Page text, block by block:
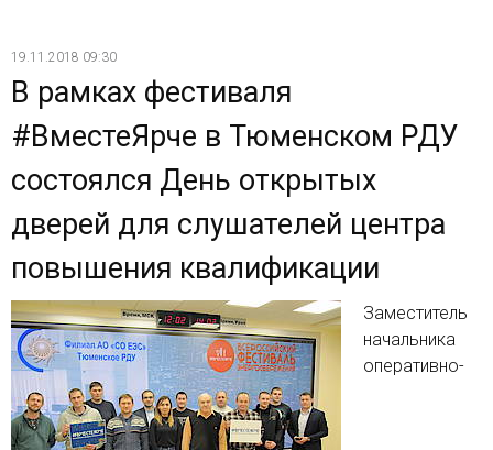
19.11.2018 09:30
В рамках фестиваля
#ВместеЯрче в Тюменском РДУ
состоялся День открытых
дверей для слушателей центра
повышения квалификации
Заместитель
начальника
оперативно-